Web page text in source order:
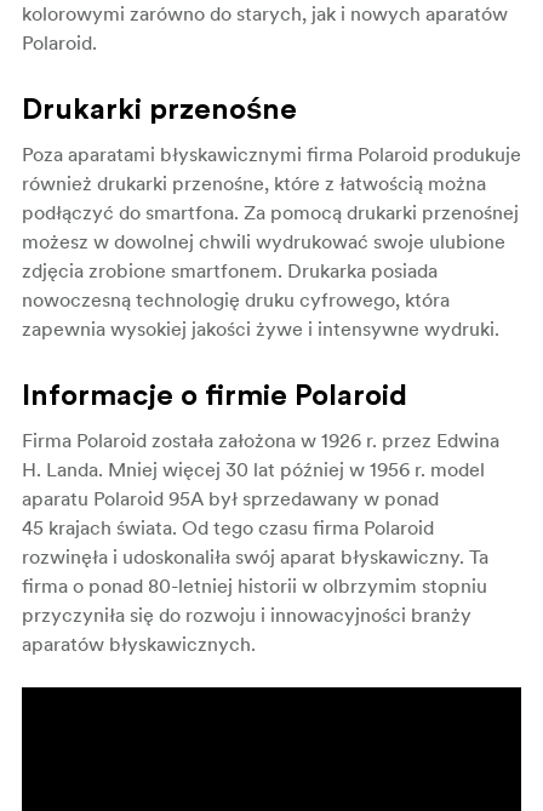
kolorowymi zarówno do starych, jak i nowych aparatów
Polaroid.
Drukarki przenośne
Poza aparatami błyskawicznymi firma Polaroid produkuje
również drukarki przenośne, które z łatwością można
podłączyć do smartfona. Za pomocą drukarki przenośnej
możesz w dowolnej chwili wydrukować swoje ulubione
zdjęcia zrobione smartfonem. Drukarka posiada
nowoczesną technologię druku cyfrowego, która
zapewnia wysokiej jakości żywe i intensywne wydruki.
Informacje o firmie Polaroid
Firma Polaroid została założona w 1926 r. przez Edwina
H. Landa. Mniej więcej 30 lat później w 1956 r. model
aparatu Polaroid 95A był sprzedawany w ponad
45 krajach świata. Od tego czasu firma Polaroid
rozwinęła i udoskonaliła swój aparat błyskawiczny. Ta
firma o ponad 80-letniej historii w olbrzymim stopniu
przyczyniła się do rozwoju i innowacyjności branży
aparatów błyskawicznych.